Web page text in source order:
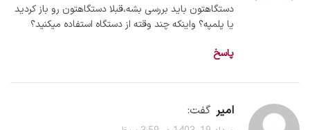
دستگاهتون باید بررسی بشه،قبلا دستگاهتون رو باز کردید
یا پلمپه؟ واینکه چند وقته از دستگاه استفاده میکنید؟
پاسخ
امیر گفت: